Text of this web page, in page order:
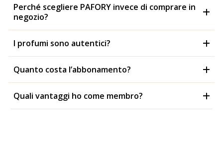
Perché scegliere PAFORY invece di comprare in
negozio?
I profumi sono autentici?
Quanto costa l’abbonamento?
Quali vantaggi ho come membro?